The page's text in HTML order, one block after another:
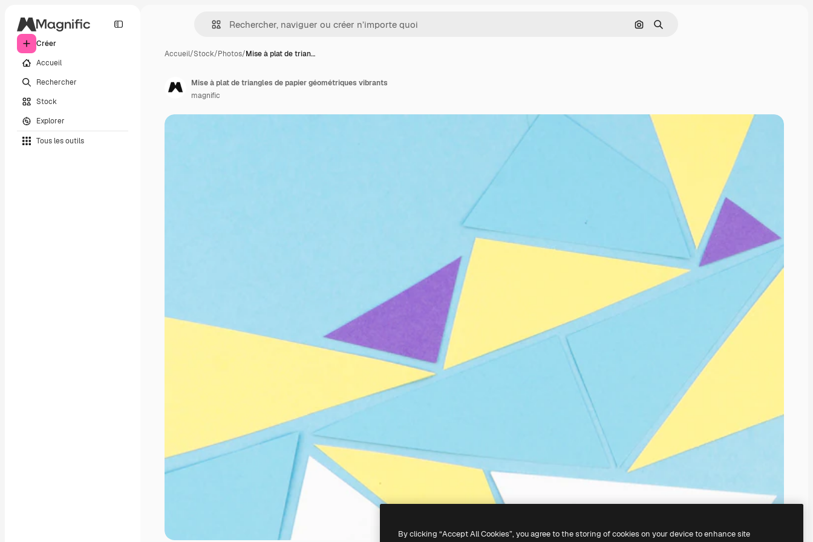
Créer
Accueil
Rechercher
Stock
Explorer
Tous les outils
Rechercher par image
Rechercher
Accueil/Stock/Photos/Mise à plat de trian…
Mise à plat de triangles de papier géométriques vibrants
magnific
By clicking “Accept All Cookies”, you agree to the storing of cookies on your device to enhance site